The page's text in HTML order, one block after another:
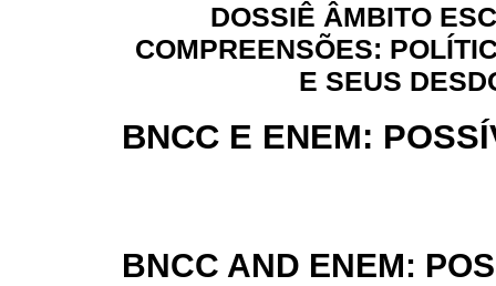
DOSSIÊ ÂMBITO
COMPREENSÕES:
E SEUS
BNCC E ENEM:
BNCC AND ENEM: